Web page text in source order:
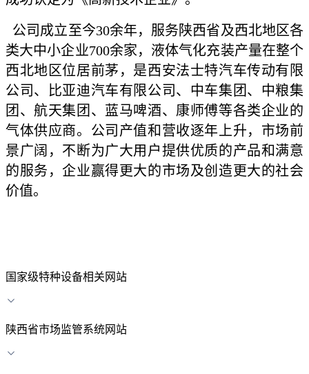
公司成立至今30余年，服务陕西省及西北地区各
类大中小企业700余家，液体气化充装产量在整个
西北地区位居前茅，是西安法士特汽车传动有限
公司、比亚迪汽车有限公司、中车集团、中粮集
团、航天集团、蓝马啤酒、康师傅等各类企业的
气体供应商。公司产值和营收逐年上升，市场前
景广阔，不断为广大用户提供优质的产品和满意
的服务，企业赢得更大的市场及创造更大的社会
价值。
国家级特种设备相关网站
陕西省市场监管系统网站